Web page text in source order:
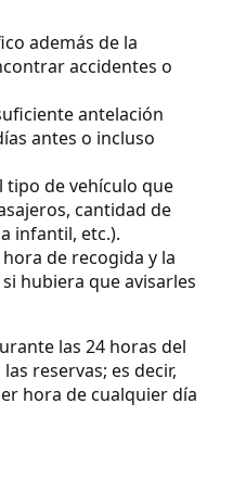
además de la
accidentes o
antelación
antes o incluso
tipo de vehículo que
cantidad de
infantil, etc.).
de recogida y la
hubiera que avisarles
las 24 horas del
reservas; es decir,
hora de cualquier día